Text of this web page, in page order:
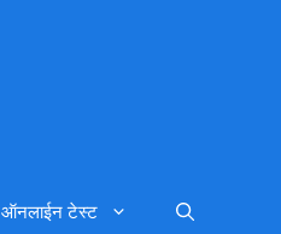
ऑनलाईन टेस्ट